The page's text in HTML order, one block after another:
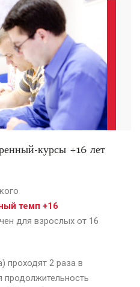
курсы +16 лет
темп +16
для взрослых от 16
проходят 2 раза в